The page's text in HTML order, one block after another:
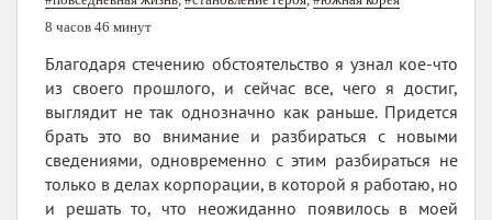
8 часов 46 минут
Благодаря стечению обстоятельство я узнал кое-что
из своего прошлого, и сейчас все, чего я достиг,
выглядит не так однозначно как раньше. Придется
брать это во внимание и разбираться с новыми
сведениями, одновременно с этим разбираться не
только в делах корпорации, в которой я работаю, но
и решать то, что неожиданно появилось в моей